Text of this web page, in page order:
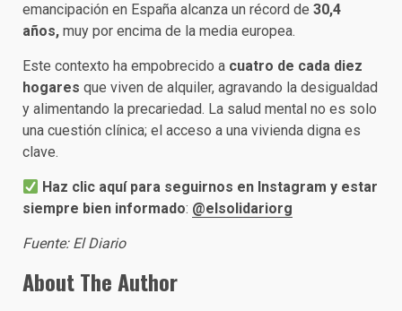
emancipación en España alcanza un récord de 30,4
años, muy por encima de la media europea.
Este contexto ha empobrecido a cuatro de cada diez
hogares que viven de alquiler, agravando la desigualdad
y alimentando la precariedad. La salud mental no es solo
una cuestión clínica; el acceso a una vivienda digna es
clave.
Haz clic aquí para seguirnos en Instagram y estar
siempre bien informado: @elsolidariorg
Fuente: El Diario
About The Author